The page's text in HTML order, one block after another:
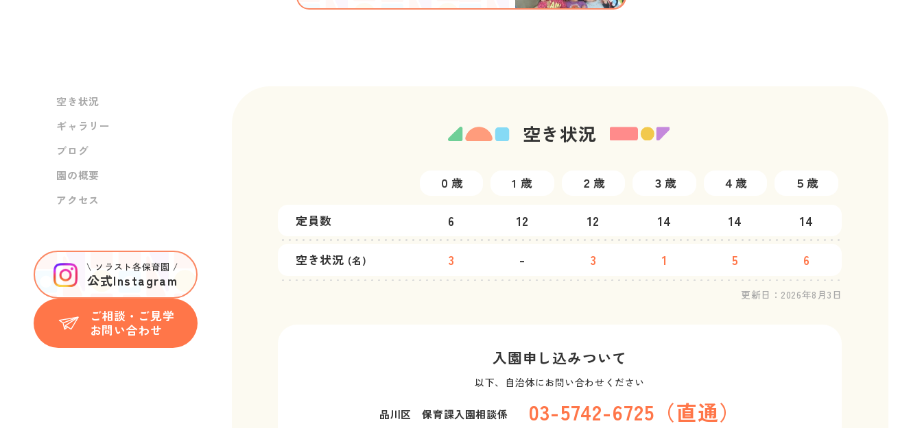
空き状況
ギャラリー
ブログ
園の概要
アクセス
\ ソラスト各保育園 /
公式Instagram
ご相談・ご見学
お問い合わせ
空き状況
０歳 1 歳 ２歳 ３歳 ４歳 ５歳
定員数 6 12 12 14 14 14
空き状況 (名) 3 - 3 1 5 6
更新日： 2026年8月3日
入園申し込みついて
以下、自治体にお問い合わせください
品川区 保育課入園相談係 03-5742-6725（直通）